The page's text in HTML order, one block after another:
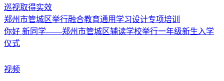
巡视取得实效
郑州市管城区举行融合教育通用学习设计专项培训
你好 新同学——郑州市管城区辅读学校举行一年级新生入学
仪式
视频